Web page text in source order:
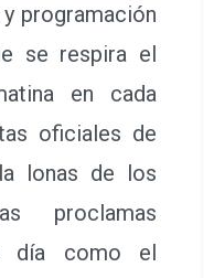
programación
se respira el
en cada
oficiales de
lonas de los
proclamas
día como el